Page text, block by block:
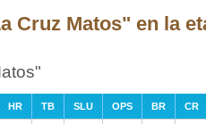
Cruz Matos" en la
HR TB SLU OPS BR CR